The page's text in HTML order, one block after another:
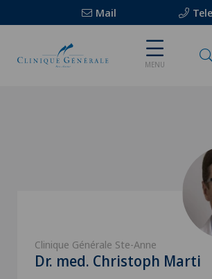
Mail
MENU
Clinique Générale Ste-Anne
Dr. med. Christoph Marti